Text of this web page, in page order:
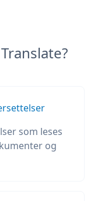
som leses
og